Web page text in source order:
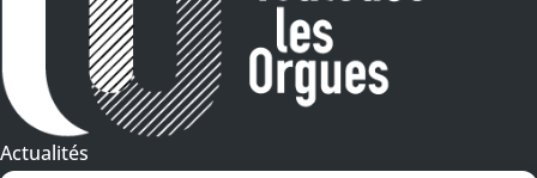
Actualités